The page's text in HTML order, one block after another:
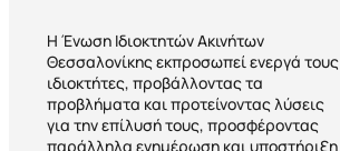
Η Ένωση Ιδιοκτητών Ακινήτων
Θεσσαλονίκης εκπροσωπεί ενεργά τους
ιδιοκτήτες, προβάλλοντας τα
προβλήματα και προτείνοντας λύσεις
για την επίλυσή τους, προσφέροντας
παράλληλα ενημέρωση και υποστήριξη